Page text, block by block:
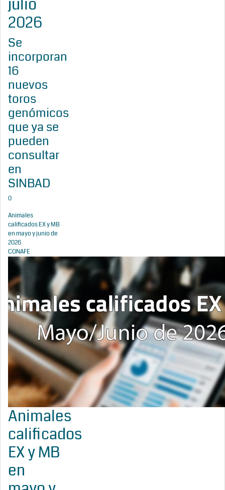
julio
2026
Se
incorporan
16
nuevos
toros
genómicos
que ya se
pueden
consultar
en
SINBAD
0
Animales
calificados EX y MB
en mayo y junio de
2026
CONAFE
Animales
calificados
EX y MB
en